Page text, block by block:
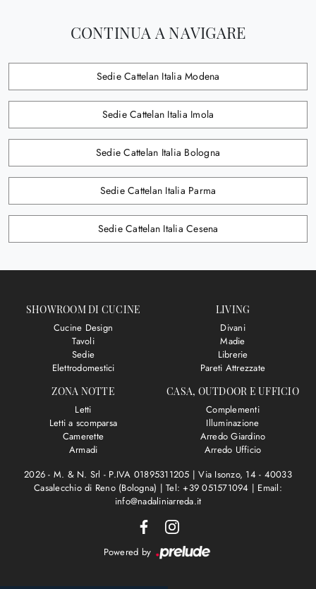
CONTINUA A NAVIGARE
Sedie Cattelan Italia Modena
Sedie Cattelan Italia Imola
Sedie Cattelan Italia Bologna
Sedie Cattelan Italia Parma
Sedie Cattelan Italia Cesena
SHOWROOM DI CUCINE
Cucine Design
Tavoli
Sedie
Elettrodomestici
LIVING
Divani
Madie
Librerie
Pareti Attrezzate
ZONA NOTTE
Letti
Letti a scomparsa
Camerette
Armadi
CASA, OUTDOOR E UFFICIO
Complementi
Illuminazione
Arredo Giardino
Arredo Ufficio
2026 - M. & N. Srl - P.IVA 01895311205 |Via Isonzo, 14 - 40033
Casalecchio di Reno (Bologna) |Tel: +39 051571094 | Email:
info@nadaliniarreda.it
Powered by